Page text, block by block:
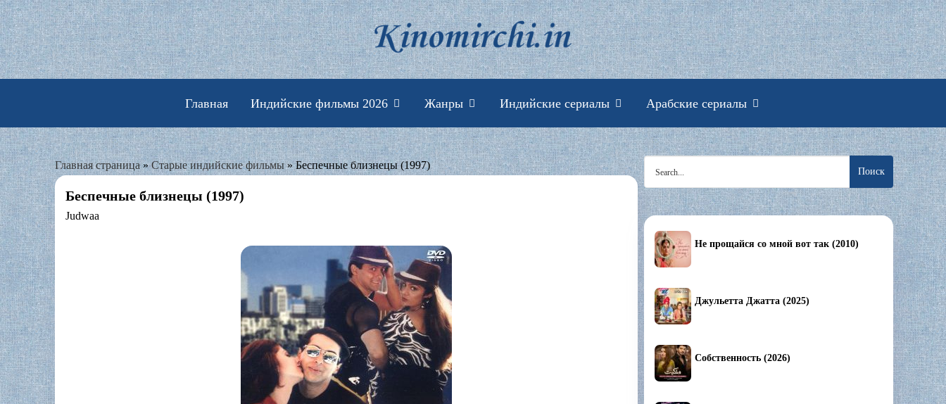
Skip
to
content
Индийские фильмы смотреть онлайн
Главная Индийские фильмы 2026 Жанры Индийские сериалы Арабские сериалы
Главная страница»Старые индийские фильмы»Беспечные близнецы (1997)
Беспечные близнецы (1997)
Judwaa
Search
for:
Не прощайся со мной вот так (2010)
Джульетта Джатта (2025)
Собственность (2026)